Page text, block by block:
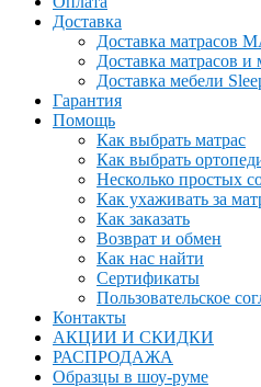
Доставка
Доставка матрасов
Доставка матрасов
Доставка мебели
Гарантия
Помощь
Как выбрать матрас
Как выбрать
Несколько простых
Как ухаживать за
Как заказать
Возврат и обмен
Как нас найти
Сертификаты
Пользовательское
Контакты
АКЦИИ И СКИДКИ
РАСПРОДАЖА
Образцы в шоу-руме